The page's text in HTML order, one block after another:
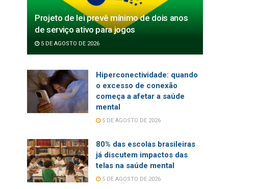
Projeto de lei prevê mínimo de dois anos
de serviço ativo para jogos
5 DE AGOSTO DE 2026
Hiperconectividade: quando
o excesso de conexão
começa a afetar a saúde
mental
5 DE AGOSTO DE 2026
80% das escolas brasileiras
já discutem impactos das
telas na saúde mental
5 DE AGOSTO DE 2026